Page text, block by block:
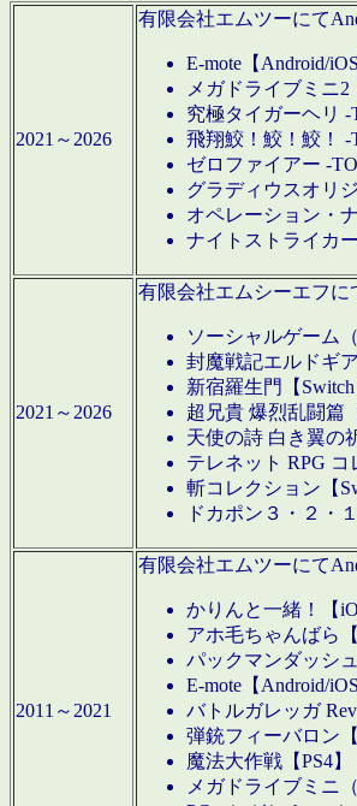
2021～2026
有限会社エムツーにて
E-mote【Android/
メガドライブミニ2
究極タイガーヘリ -
飛翔鮫！鮫！鮫！ -
ゼロファイアー -
グラディウスオリ
オペレーション・
ナイトストライカ
2021～2026
有限会社エムシーエフに
ソーシャルゲーム
封魔戦記エルドギア
新宿羅生門【
超兄貴 爆烈乱闘篇
天使の詩 白き翼の
テレネット RPG コ
斬コレクション【
ドカポン３・２・
2011～2021
有限会社エムツーにて
かりんと一緒！【
アホ毛ちゃんばら
パックマンダッシ
E-mote【Android/
バトルガレッガ
弾銃フィーバロン
魔法大作戦【PS4
メガドライブミニ